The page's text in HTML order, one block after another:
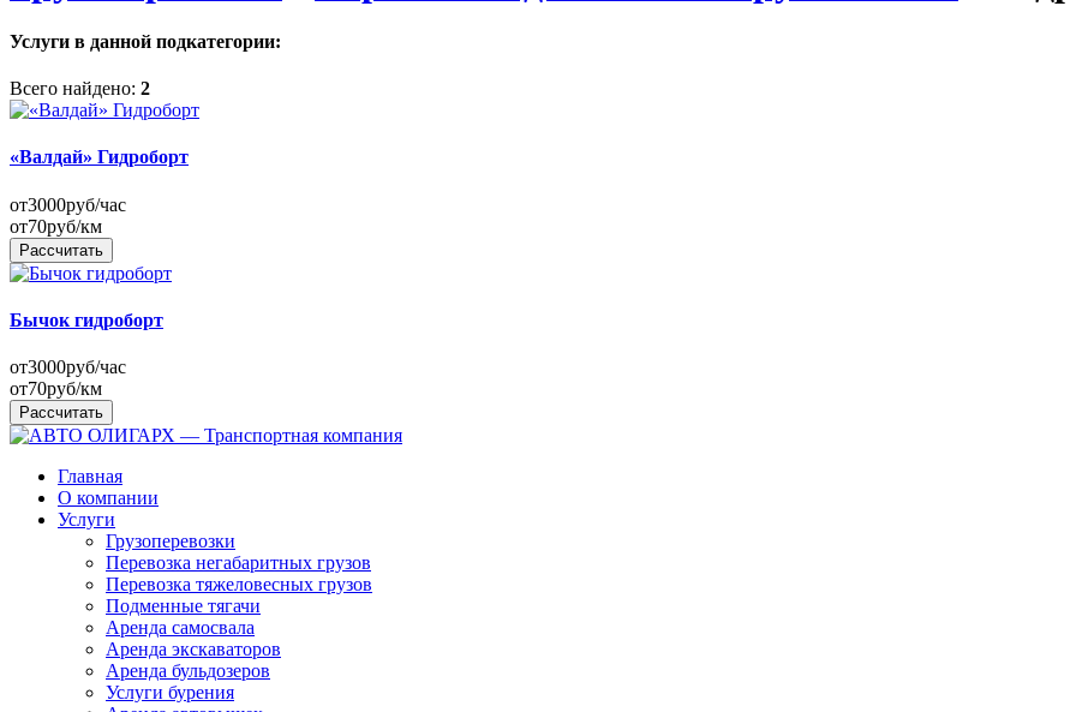
Услуги в данной подкатегории:
Всего найдено: 2
«Валдай» Гидроборт
от3000руб/час
от70руб/км
Рассчитать
Бычок гидроборт
от3000руб/час
от70руб/км
Рассчитать
Главная
О компании
Услуги
Грузоперевозки
Перевозка негабаритных грузов
Перевозка тяжеловесных грузов
Подменные тягачи
Аренда самосвала
Аренда экскаваторов
Аренда бульдозеров
Услуги бурения